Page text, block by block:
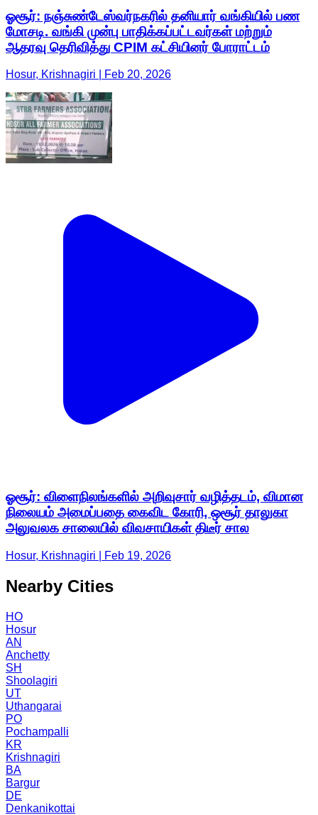
ஓசூர்: நஞ்சுண்டேஸ்வர்நகரில் தனியார் வங்கியில் பண
மோசடி. வங்கி முன்பு பாதிக்கப்பட்டவர்கள் மற்றும்
ஆதரவு தெரிவித்து CPIM கட்சியினர் போராட்டம்
Hosur, Krishnagiri | Feb 20, 2026
ஓசூர்: விளைநிலங்களில் அறிவுசார் வழித்தடம், விமான
நிலையம் அமைப்பதை கைவிட கோரி, ஒசூர் தாலுகா
அலுவலக சாலையில் விவசாயிகள் திடீர் சால
Hosur, Krishnagiri | Feb 19, 2026
Nearby Cities
HO
Hosur
AN
Anchetty
SH
Shoolagiri
UT
Uthangarai
PO
Pochampalli
KR
Krishnagiri
BA
Bargur
DE
Denkanikottai